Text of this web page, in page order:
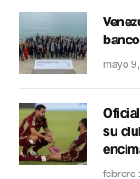
mayo
su
febrero